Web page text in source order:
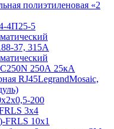
полиэтиленовая «2
4П25-5
37, 315А
250А 25кА
RJ45LegrandMosaic,
200
3х4
10х1